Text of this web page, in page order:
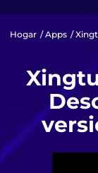
Hogar /Apps /